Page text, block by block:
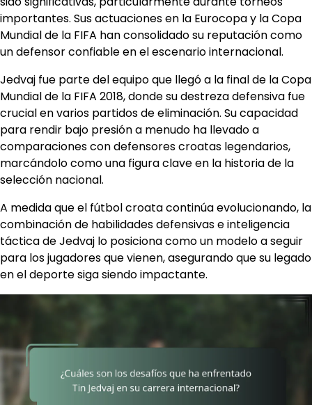
importantes. Sus actuaciones en la Eurocopa y la Copa
Mundial de la FIFA han consolidado su reputación como
un defensor confiable en el escenario internacional.
Jedvaj fue parte del equipo que llegó a la final de la Copa
Mundial de la FIFA 2018, donde su destreza defensiva fue
crucial en varios partidos de eliminación. Su capacidad
para rendir bajo presión a menudo ha llevado a
comparaciones con defensores croatas legendarios,
marcándolo como una figura clave en la historia de la
selección nacional.
A medida que el fútbol croata continúa evolucionando, la
combinación de habilidades defensivas e inteligencia
táctica de Jedvaj lo posiciona como un modelo a seguir
para los jugadores que vienen, asegurando que su legado
en el deporte siga siendo impactante.